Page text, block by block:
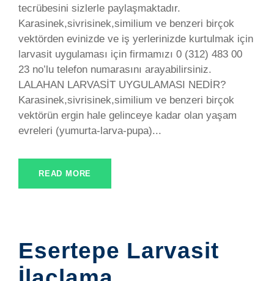
tecrübesini sizlerle paylaşmaktadır.
Karasinek,sivrisinek,similium ve benzeri birçok
vektörden evinizde ve iş yerlerinizde kurtulmak için
larvasit uygulaması için firmamızı 0 (312) 483 00
23 no’lu telefon numarasını arayabilirsiniz.
LALAHAN LARVASİT UYGULAMASI NEDİR?
Karasinek,sivrisinek,similium ve benzeri birçok
vektörün ergin hale gelinceye kadar olan yaşam
evreleri (yumurta-larva-pupa)...
READ MORE
Esertepe Larvasit